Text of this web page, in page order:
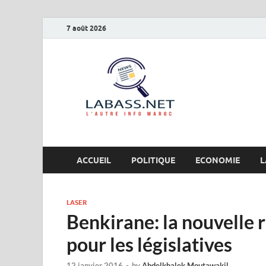
7 août 2026
ACCUEIL POLITIQUE ECONOMIE
LASER
Benkirane: la nouvelle
pour les législatives